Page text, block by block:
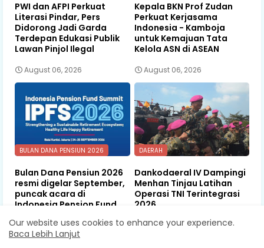
PWI dan AFPI Perkuat
Literasi Pindar, Pers
Didorong Jadi Garda
Terdepan Edukasi Publik
Lawan Pinjol Ilegal
August 06, 2026
Kepala BKN Prof Zudan
Perkuat Kerjasama
Indonesia - Kamboja
untuk Kemajuan Tata
Kelola ASN di ASEAN
August 06, 2026
BULAN DANA PENSIUN 2026
Bulan Dana Pensiun 2026
resmi digelar September,
puncak acara di
Indonesia Pension Fund
August 06, 2026
DAERAH
Dankodaeral IV Dampingi
Menhan Tinjau Latihan
Operasi TNI Terintegrasi
2026
August 06, 2026
Our website uses cookies to enhance your experience.
Baca Lebih Lanjut